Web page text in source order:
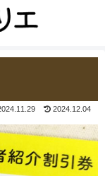
2024.12.04